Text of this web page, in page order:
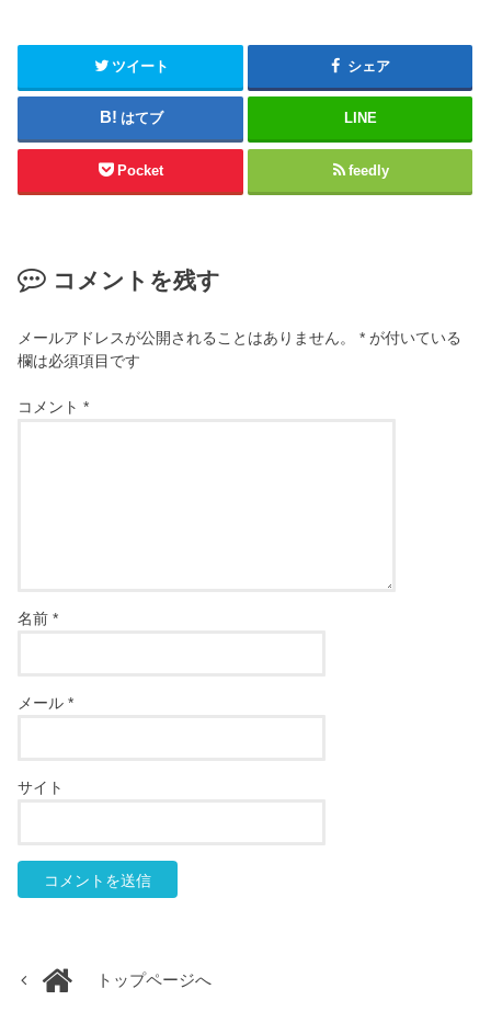
ツイート シェア
はてブ LINE
Pocket feedly
コメントを残す
メールアドレスが公開されることはありません。 * が付いている
欄は必須項目です
コメント*
名前*
メール*
サイト
トップページへ